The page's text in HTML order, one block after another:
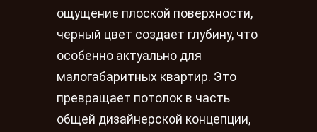
ощущение плоской поверхности,
черный цвет создает глубину, что
особенно актуально для
малогабаритных квартир. Это
превращает потолок в часть
общей дизайнерской концепции,